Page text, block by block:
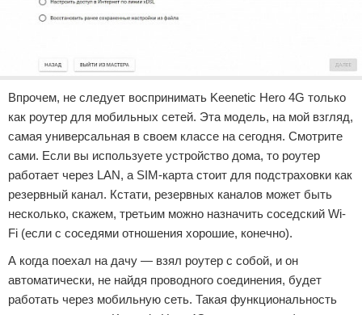
Впрочем, не следует воспринимать Keenetic Hero 4G только
как роутер для мобильных сетей. Эта модель, на мой взгляд,
самая универсальная в своем классе на сегодня. Смотрите
сами. Если вы используете устройство дома, то роутер
работает через LAN, а SIM-карта стоит для подстраховки как
резервный канал. Кстати, резервных каналов может быть
несколько, скажем, третьим можно назначить соседский Wi-
Fi (если с соседями отношения хорошие, конечно).
А когда поехал на дачу — взял роутер с собой, и он
автоматически, не найдя проводного соединения, будет
работать через мобильную сеть. Такая функциональность